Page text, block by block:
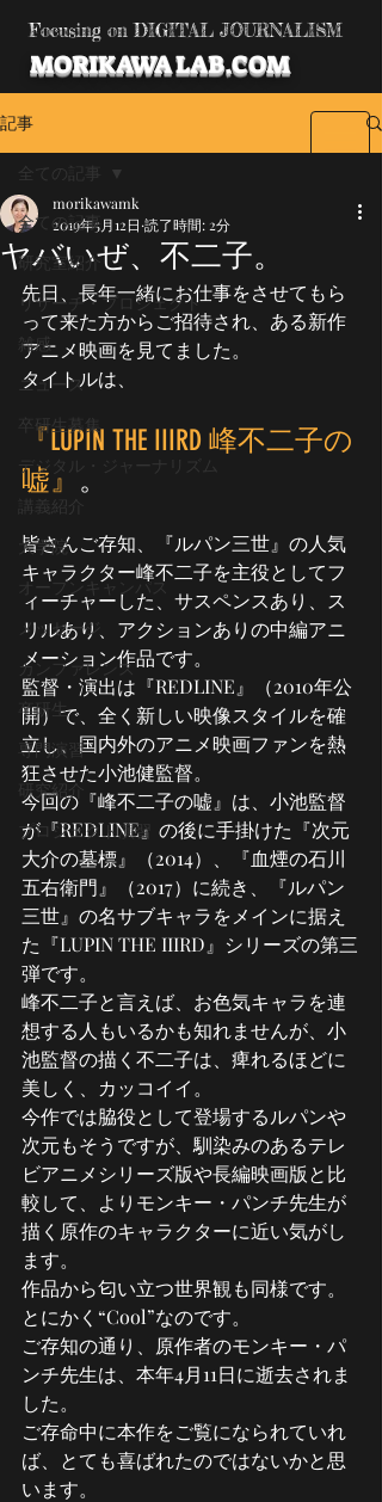
Focusing on DIGITAL JOURNALISM
MORIKAWA LAB.COM
記事
全ての記事
研究室紹介
リサーチ・プロジェクト
雑感
ニュース
卒研生募集
デジタル・ジャーナリズム
講義紹介
大学院
オープンキャンパス
メッセージ
カンファレンス
卒研生
専門演習
研究紹介
プロジェクト演習
全ての記事
ヤバいぜ、不二子。
morikawamk
2019年5月12日 読了時間: 2分
先日、長年一緒にお仕事をさせてもら
って来た方からご招待され、ある新作
アニメ映画を見てました。
タイトルは、
『LUPIN THE IIIRD 峰不二子の
嘘』。
皆さんご存知、『ルパン三世』の人気
キャラクター峰不二子を主役としてフ
ィーチャーした、サスペンスあり、ス
リルあり、アクションありの中編アニ
メーション作品です。
監督・演出は『REDLINE』（2010年公
開）で、全く新しい映像スタイルを確
立し、国内外のアニメ映画ファンを熱
狂させた小池健監督。
今回の『峰不二子の嘘』は、小池監督
が『REDLINE』の後に手掛けた『次元
大介の墓標』（2014）、『血煙の石川
五右衛門』（2017）に続き、『ルパン
三世』の名サブキャラをメインに据え
た『LUPIN THE IIIRD』シリーズの第三
弾です。
峰不二子と言えば、お色気キャラを連
想する人もいるかも知れませんが、小
池監督の描く不二子は、痺れるほどに
美しく、カッコイイ。
今作では脇役として登場するルパンや
次元もそうですが、馴染みのあるテレ
ビアニメシリーズ版や長編映画版と比
較して、よりモンキー・パンチ先生が
描く原作のキャラクターに近い気がし
ます。
作品から匂い立つ世界観も同様です。
とにかく“Cool”なのです。
ご存知の通り、原作者のモンキー・パ
ンチ先生は、本年4月11日に逝去されま
した。
ご存命中に本作をご覧になられていれ
ば、とても喜ばれたのではないかと思
います。